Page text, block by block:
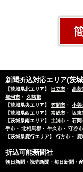
新聞折込対応エリア(茨
【茨城県北エリア】 日立市 ・高萩
那珂市 ・久慈郡
【茨城県央エリア】笠間市 ・小美
【茨城県西エリア】常総市 ・坂東
【茨城県南エリア】 土浦市 ・石岡
手市 ・北相馬郡 ・牛久市 ・守谷市
【茨城県鹿行エリア】行方市 ・ 鹿
折込可能新聞社
朝日新聞・読売新聞・毎日新聞・